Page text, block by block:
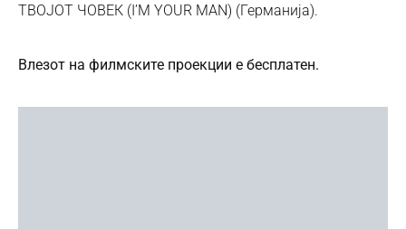
ТВОЈОТ ЧОВЕК (I’M YOUR MAN) (Германија).
Влезот на филмските проекции е бесплатен.